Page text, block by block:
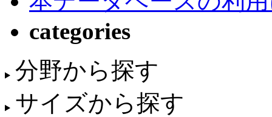
categories
分野から探す
サイズから探す